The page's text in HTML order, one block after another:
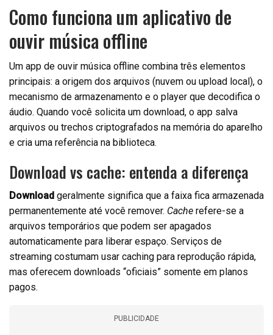
Como funciona um aplicativo de
ouvir música offline
Um app de ouvir música offline combina três elementos
principais: a origem dos arquivos (nuvem ou upload local), o
mecanismo de armazenamento e o player que decodifica o
áudio. Quando você solicita um download, o app salva
arquivos ou trechos criptografados na memória do aparelho
e cria uma referência na biblioteca.
Download vs cache: entenda a diferença
Download geralmente significa que a faixa fica armazenada
permanentemente até você remover. Cache refere-se a
arquivos temporários que podem ser apagados
automaticamente para liberar espaço. Serviços de
streaming costumam usar caching para reprodução rápida,
mas oferecem downloads “oficiais” somente em planos
pagos.
PUBLICIDADE